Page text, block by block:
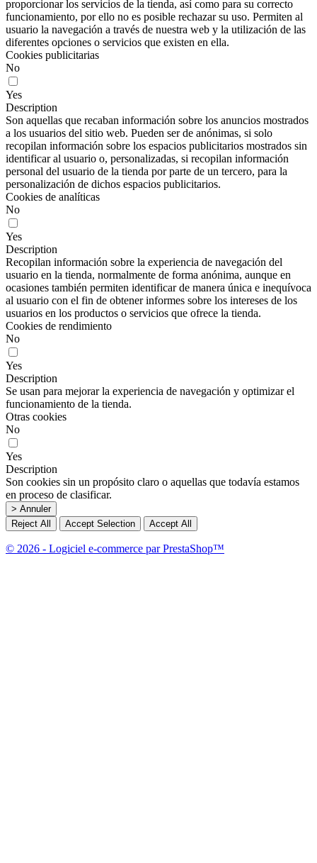
proporcionar los servicios de la tienda, así como para su correcto
funcionamiento, por ello no es posible rechazar su uso. Permiten al
usuario la navegación a través de nuestra web y la utilización de las
diferentes opciones o servicios que existen en ella.
Cookies publicitarias
No
Yes
Description
Son aquellas que recaban información sobre los anuncios mostrados
a los usuarios del sitio web. Pueden ser de anónimas, si solo
recopilan información sobre los espacios publicitarios mostrados sin
identificar al usuario o, personalizadas, si recopilan información
personal del usuario de la tienda por parte de un tercero, para la
personalización de dichos espacios publicitarios.
Cookies de analíticas
No
Yes
Description
Recopilan información sobre la experiencia de navegación del
usuario en la tienda, normalmente de forma anónima, aunque en
ocasiones también permiten identificar de manera única e inequívoca
al usuario con el fin de obtener informes sobre los intereses de los
usuarios en los productos o servicios que ofrece la tienda.
Cookies de rendimiento
No
Yes
Description
Se usan para mejorar la experiencia de navegación y optimizar el
funcionamiento de la tienda.
Otras cookies
No
Yes
Description
Son cookies sin un propósito claro o aquellas que todavía estamos
en proceso de clasificar.
> Annuler
Reject All
Accept Selection Accept All
© 2026 - Logiciel e-commerce par PrestaShop™